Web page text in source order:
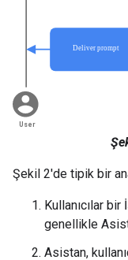
Şekil 2'de tipik bir
Kullanıcılar
genellikle
Asistan,